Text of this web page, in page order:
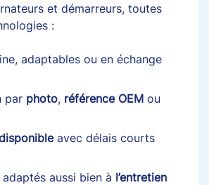
et démarreurs, toutes
:
adaptables ou en échange
par photo, référence OEM ou
avec délais courts
aussi bien à l’entretien